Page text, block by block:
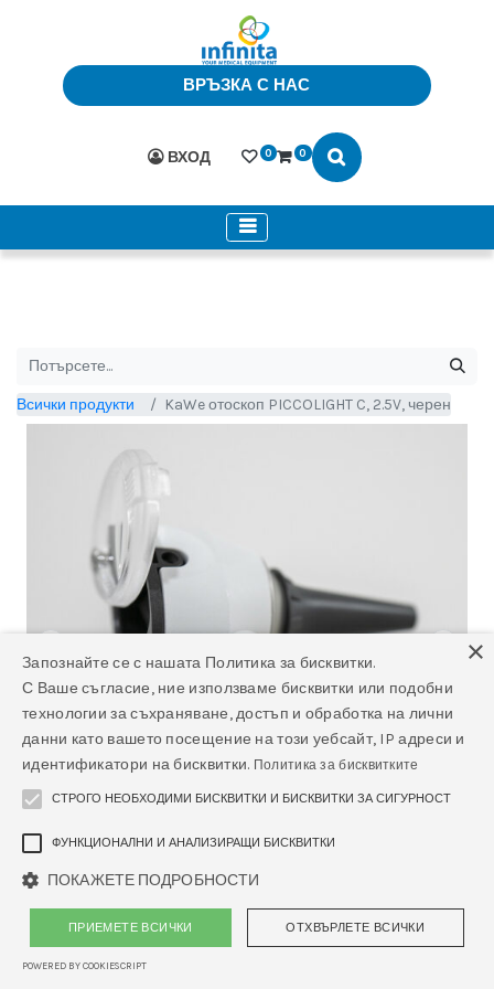
ВРЪЗКА С НАС
ВХОД 0 0
Всички продукти KaWe отоскоп PICCOLIGHT C, 2.5V, черен
×
Запознайте се с нашата Политика за бисквитки.
С Ваше съгласие, ние използваме бисквитки или подобни
технологии за съхраняване, достъп и обработка на лични
данни като вашето посещение на този уебсайт, IP адреси и
идентификатори на бисквитки. Политика за бисквитките
СТРОГО НЕОБХОДИМИ БИСКВИТКИ И БИСКВИТКИ ЗА СИГУРНОСТ
ФУНКЦИОНАЛНИ И АНАЛИЗИРАЩИ БИСКВИТКИ
ПОКАЖЕТЕ ПОДРОБНОСТИ
ПРИЕМЕТЕ ВСИЧКИ ОТХВЪРЛЕТЕ ВСИЧКИ
POWERED BY COOKIESCRIPT